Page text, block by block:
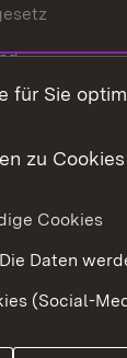
für Sie
zu
Cookies
Daten
(Social-